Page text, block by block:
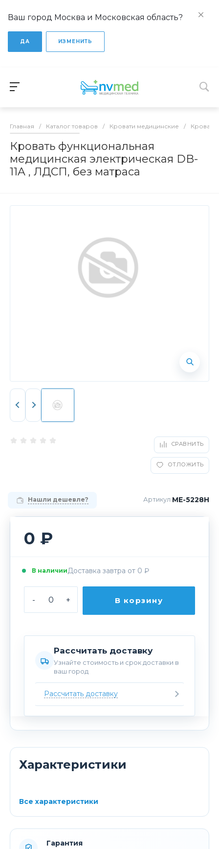
Ваш город Москва и Московская область?
ДА ИЗМЕНИТЬ
Главная / Каталог товаров / Кровати медицинские / Кровати
Кровать функциональная
медицинская электрическая DB-
11A , ЛДСП, без матраса
СРАВНИТЬ
ОТЛОЖИТЬ
Артикул:МЕ-5228Н
Нашли дешевле?
0 ₽
В наличииДоставка завтра от 0 ₽
- + В корзину
Рассчитать доставку
Узнайте стоимость и срок доставки в
ваш город
Рассчитать доставку
Характеристики
Все характеристики
Гарантия